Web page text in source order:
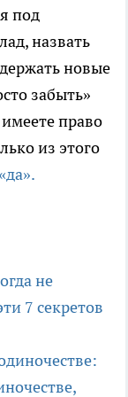
под
назвать
новые
забыть»
право
из этого
«да».
не
7 секретов